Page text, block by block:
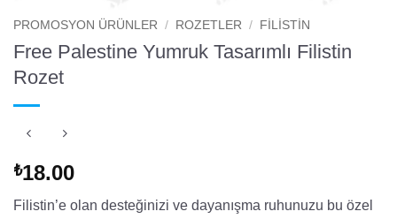
PROMOSYON ÜRÜNLER / ROZETLER / FILISTIN
Free Palestine Yumruk Tasarımlı Filistin
Rozet
₺18.00
Filistin’e olan desteğinizi ve dayanışma ruhunuzu bu özel